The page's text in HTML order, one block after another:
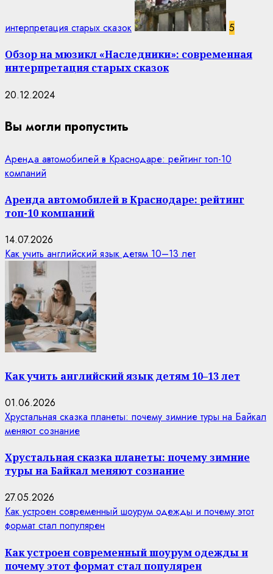
интерпретация старых сказок 5
Обзор на мюзикл «Наследники»: современная
интерпретация старых сказок
20.12.2024
Вы могли пропустить
Аренда автомобилей в Краснодаре: рейтинг топ-10
компаний
Аренда автомобилей в Краснодаре: рейтинг
топ-10 компаний
14.07.2026
Как учить английский язык детям 10–13 лет
Как учить английский язык детям 10–13 лет
01.06.2026
Хрустальная сказка планеты: почему зимние туры на Байкал
меняют сознание
Хрустальная сказка планеты: почему зимние
туры на Байкал меняют сознание
27.05.2026
Как устроен современный шоурум одежды и почему этот
формат стал популярен
Как устроен современный шоурум одежды и
почему этот формат стал популярен